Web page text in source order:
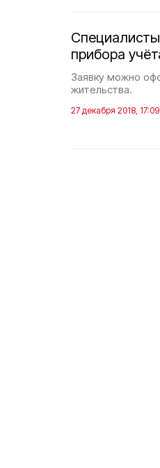
прибора
Заявку можно
жительства.
27 декабря 2018, 17:09